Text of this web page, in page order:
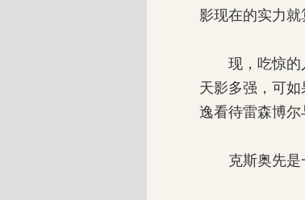
影现在的实力就
现，吃惊的人
天影多强，可
逸看待雷森博尔
克斯奥先是一